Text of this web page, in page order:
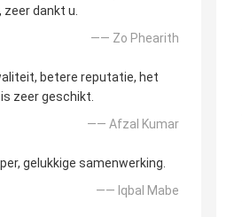
dankt u.
—— Zo Phearith
betere reputatie, het
zeer geschikt.
—— Afzal Kumar
gelukkige samenwerking.
—— Iqbal Mabe